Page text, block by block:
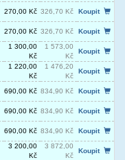
270,00 Kč 326,70 Kč
Koupit
270,00 Kč 326,70 Kč
Koupit
1 300,00
Kč
1 573,00
Kč
Koupit
1 220,00
Kč
1 476,20
Kč
Koupit
690,00 Kč 834,90 Kč
Koupit
690,00 Kč 834,90 Kč
Koupit
690,00 Kč 834,90 Kč
Koupit
3 200,00
Kč
3 872,00
Kč
Koupit